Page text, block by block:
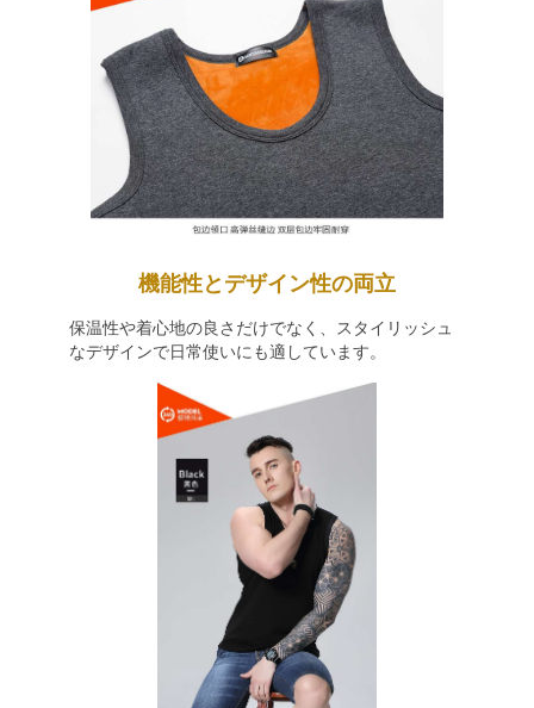
機能性とデザイン性の両立
保温性や着心地の良さだけでなく、スタイリッシュ
なデザインで日常使いにも適しています。